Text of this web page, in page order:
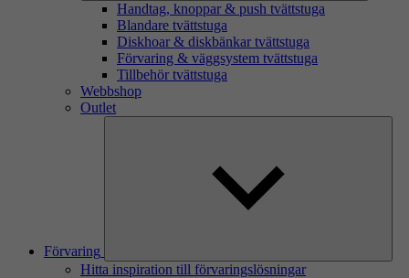
Handtag, knoppar & push tvättstuga
Blandare tvättstuga
Diskhoar & diskbänkar tvättstuga
Förvaring & väggsystem tvättstuga
Tillbehör tvättstuga
Webbshop
Outlet
Förvaring
Hitta inspiration till förvaringslösningar